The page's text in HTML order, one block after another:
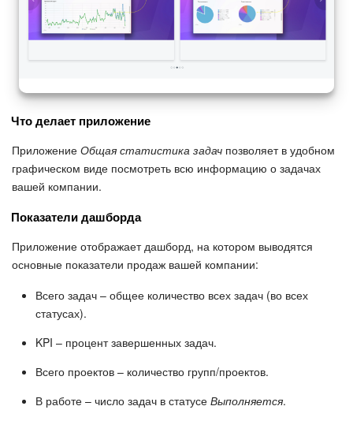
Что делает приложение
Приложение Общая статистика задач позволяет в удобном
графическом виде посмотреть всю информацию о задачах
вашей компании.
Показатели дашборда
Приложение отображает дашборд, на котором выводятся
основные показатели продаж вашей компании:
Всего задач – общее количество всех задач (во всех
статусах).
KPI – процент завершенных задач.
Всего проектов – количество групп/проектов.
В работе – число задач в статусе Выполняется.